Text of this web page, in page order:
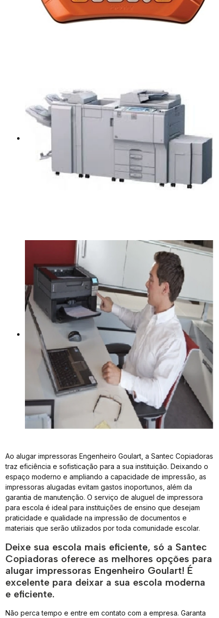
Ao alugar impressoras Engenheiro Goulart, a Santec Copiadoras
traz eficiência e sofisticação para a sua instituição. Deixando o
espaço moderno e ampliando a capacidade de impressão, as
impressoras alugadas evitam gastos inoportunos, além da
garantia de manutenção. O serviço de aluguel de impressora
para escola é ideal para instituições de ensino que desejam
praticidade e qualidade na impressão de documentos e
materiais que serão utilizados por toda comunidade escolar.
Deixe sua escola mais eficiente, só a Santec
Copiadoras oferece as melhores opções para
alugar impressoras Engenheiro Goulart! É
excelente para deixar a sua escola moderna
e eficiente.
Não perca tempo e entre em contato com a empresa. Garanta